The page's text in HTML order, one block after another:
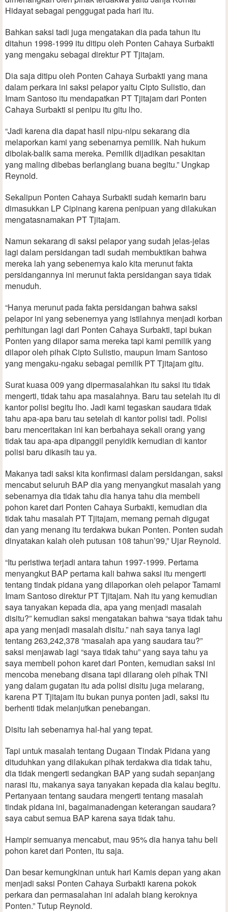
Hidayat sebagai penggugat pada hari itu.
Bahkan saksi tadi juga mengatakan dia pada tahun itu
ditahun 1998-1999 itu ditipu oleh Ponten Cahaya Surbakti
yang mengaku sebagai direktur PT Tjitajam.
Dia saja ditipu oleh Ponten Cahaya Surbakti yang mana
dalam perkara ini saksi pelapor yaitu Cipto Sulistio, dan
Imam Santoso itu mendapatkan PT Tjitajam dari Ponten
Cahaya Surbakti si penipu itu gitu lho.
“Jadi karena dia dapat hasil nipu-nipu sekarang dia
melaporkan kami yang sebenarnya pemilik. Nah hukum
dibolak-balik sama mereka. Pemilik dijadikan pesakitan
yang maling dibebas berlanglang buana begitu.” Ungkap
Reynold.
Sekalipun Ponten Cahaya Surbakti sudah kemarin baru
dimasukkan LP Cipinang karena penipuan yang dilakukan
mengatasnamakan PT Tjitajam.
Namun sekarang di saksi pelapor yang sudah jelas-jelas
lagi dalam persidangan tadi sudah membuktikan bahwa
mereka lah yang sebenernya kalo kita merunut fakta
persidangannya ini merunut fakta persidangan saya tidak
menuduh.
“Hanya merunut pada fakta persidangan bahwa saksi
pelapor ini yang sebenernya yang istilahnya menjadi korban
perhitungan lagi dari Ponten Cahaya Surbakti, tapi bukan
Ponten yang dilapor sama mereka tapi kami pemilik yang
dilapor oleh pihak Cipto Sulistio, maupun Imam Santoso
yang mengaku-ngaku sebagai pemilik PT Tjitajam gitu.
Surat kuasa 009 yang dipermasalahkan itu saksi itu tidak
mengerti, tidak tahu apa masalahnya. Baru tau setelah itu di
kantor polisi begitu lho. Jadi kami tegaskan saudara tidak
tahu apa-apa baru tau setelah di kantor polisi tadi. Polisi
baru menceritakan ini kan berbahaya sekali orang yang
tidak tau apa-apa dipanggil penyidik kemudian di kantor
polisi baru dikasih tau ya.
Makanya tadi saksi kita konfirmasi dalam persidangan, saksi
mencabut seluruh BAP dia yang menyangkut masalah yang
sebenarnya dia tidak tahu dia hanya tahu dia membeli
pohon karet dari Ponten Cahaya Surbakti, kemudian dia
tidak tahu masalah PT Tjitajam, memang pernah digugat
dan yang menang itu terdakwa bukan Ponten. Ponten sudah
dinyatakan kalah oleh putusan 108 tahun’99,” Ujar Reynold.
“Itu peristiwa terjadi antara tahun 1997-1999. Pertama
menyangkut BAP pertama kali bahwa saksi itu mengerti
tentang tindak pidana yang dilaporkan oleh pelapor Tamami
Imam Santoso direktur PT Tjitajam. Nah itu yang kemudian
saya tanyakan kepada dia, apa yang menjadi masalah
disitu?” kemudian saksi mengatakan bahwa “saya tidak tahu
apa yang menjadi masalah disitu.” nah saya tanya lagi
tentang 263,242,378 “masalah apa yang saudara tau?”
saksi menjawab lagi “saya tidak tahu” yang saya tahu ya
saya membeli pohon karet dari Ponten, kemudian saksi ini
mencoba menebang disana tapi dilarang oleh pihak TNI
yang dalam gugatan itu ada polisi disitu juga melarang,
karena PT Tjitajam itu bukan punya ponten jadi, saksi itu
berhenti tidak melanjutkan penebangan.
Disitu lah sebenarnya hal-hal yang tepat.
Tapi untuk masalah tentang Dugaan Tindak Pidana yang
dituduhkan yang dilakukan pihak terdakwa dia tidak tahu,
dia tidak mengerti sedangkan BAP yang sudah sepanjang
narasi itu, makanya saya tanyakan kepada dia kalau begitu.
Pertanyaan tentang saudara mengerti tentang masalah
tindak pidana ini, bagaimanadengan keterangan saudara?
saya cabut semua BAP karena saya tidak tahu.
Hampir semuanya mencabut, mau 95% dia hanya tahu beli
pohon karet dari Ponten, itu saja.
Dan besar kemungkinan untuk hari Kamis depan yang akan
menjadi saksi Ponten Cahaya Surbakti karena pokok
perkara dan permasalahan ini adalah biang keroknya
Ponten.” Tutup Reynold.